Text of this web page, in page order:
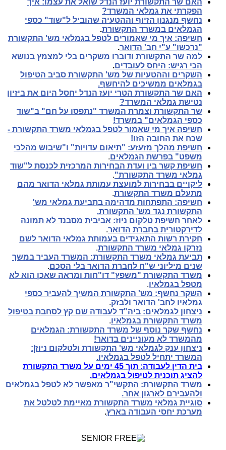
האם שר התקשורת יועז הנדל שואל את עצמו: איך
הפקרתי את גמלאי המשרד?
נחשף מנגנון הזיוף וההטעיה שהוביל ל"שוד" כספי
הגמלאים במשרד התקשורת.
חשיפה: איך מי שאמורים לטפל בגמלאי מש' התקשורת
"נרכשו" ע"י חב' הדואר.
למה שר התקשורת ודוברו משקרים בלי למצמץ בנושא
הכי רגיש: היחס לעובדים.
השקרים וההטעיות של מש' התקשורת סביב הטיפול
בגמלאים ממשיכים להיחשף.
האם שר התקשורת הטרי יועז הנדל יחסל היום את ביזיון
נטישת גמלאי המשרד?
שר התקשורת וצמרת המשרד "נתפסו על חם" ב"שוד
כספי הגמלאים" במשרד!
חשיפה איך מי שאמור לטפל בגמלאי משרד התקשורת -
שכח את החובה הזו!
חשיפת מהלך מזעזע: "תיאום עדויות" ו"שיבוש מהלכי
משפט" בפרשת הגמלאים.
חשיפת קשר בין ועדת הבחירות המרכזית לכנסת ל"שוד
גמלאי משרד התקשורת".
ליקויים בבחירות למועצת עמותת גמלאי הדואר מהם
מתעלם משרד התקשורת.
חשיפה: התפתחות מדהימה בתביעת גמלאי מש'
התקשורת נגד מש' התקשורת.
לאחר חשיפת טלקום ניוז: אביבית מסבנד לא תמונה
לדירקטורית בחברת הדואר.
חקירת רשות התאגידים בעמותת גמלאי הדואר לשם
נזרקו גמלאי משרד התקשורת.
תביעת גמלאי משרד התקשורת: המשרד העביר במשך
שנים מיליוני ש"ח לחברת הדואר בלי הסכם.
משרד התקשורת "משפץ" דו"חות ומראה שאכן הוא לא
מטפל בגמלאיו.
השקר נחשף: מש' התקשורת המשיך להעביר כספי
גמלאיו לחב' הדואר ולבזק.
ניצחון לגמלאים: ביה"ד לעבודה שם קץ לסחבת בטיפול
משרד התקשורת בגמלאיו.
נחשף שקר נוסף של משרד התקשורת: הגמלאים
מהמשרד לא מעוניינים בדואר!
ניצחון ענק לגמלאי מש' התקשורת ולטלקום ניוז|:
המשרד יתחיל לטפל בגמלאיו.
בית הדין לעבודה: תוך 45 ימים על משרד התקשורת
להציג תוכנית לטיפול בגמלאים.
משרד התקשורת: התקשי"ר מאפשר לא לטפל בגמלאים
ולהעבירם לארגון אחר.
סוגיית גמלאי משרד התקשורת מאיימת לטלטל את
מערכת יחסי העבודה בארץ.